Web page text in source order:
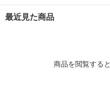
最近見た商品
商品を閲覧する